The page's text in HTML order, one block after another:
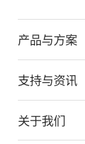
产品与方案
支持与资讯
关于我们